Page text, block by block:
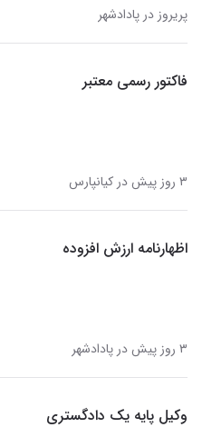
پریروز در پادادشهر
فاکتور رسمی معتبر
۳ روز پیش در کیانپارس
اظهارنامه ارزش افزوده
۳ روز پیش در پادادشهر
وکیل پایه یک دادگستری